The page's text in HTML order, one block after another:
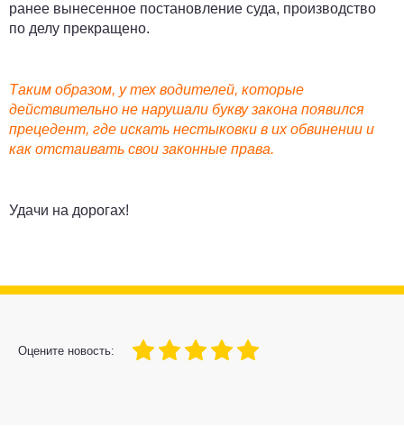
ранее вынесенное постановление суда, производство
по делу прекращено.
Таким образом, у тех водителей, которые
действительно не нарушали букву закона появился
прецедент, где искать нестыковки в их обвинении и
как отстаивать свои законные права.
Удачи на дорогах!
Оцените новость:
100
1 3 4 5